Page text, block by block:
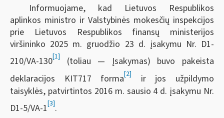
Informuojame, kad Lietuvos Respublikos
aplinkos ministro ir Valstybinės mokesčių inspekcijos
prie Lietuvos Respublikos finansų ministerijos
viršininko 2025 m. gruodžio 23 d. įsakymu Nr. D1-
210/VA-130[1]
(toliau — Įsakymas) buvo pakeista
deklaracijos KIT717 forma[2]
ir jos užpildymo
taisyklės, patvirtintos 2016 m. sausio 4 d. įsakymu Nr.
D1-5/VA-1[3].